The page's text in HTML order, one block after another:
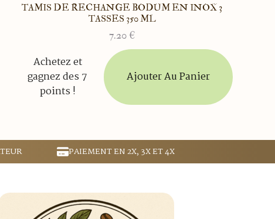
TAMIS DE RECHANGE BODUM EN INOX 3
TASSES 350 ML
7.20 €
Achetez et
gagnez des 7
points !
Ajouter Au Panier
PAIEMENT EN 2X, 3X ET 4X